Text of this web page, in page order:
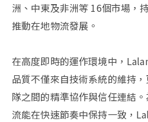
洲、中東及非洲等 16個市場，
推動在地物流發展。
在高度即時的運作環境中，
品質不僅來自技術系統的維持
隊之間的精準協作與信任連結
流能在快速節奏中保持一致，